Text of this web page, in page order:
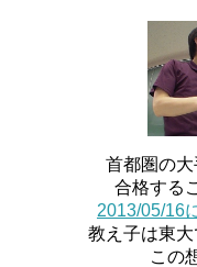
首都圏の大
合格する
2013/05/16
教え子は東大
この